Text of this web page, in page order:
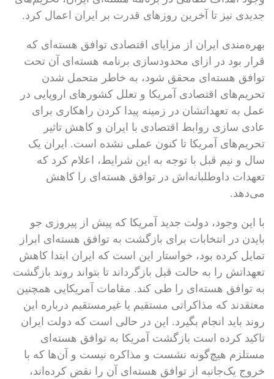
جدیدی نیز تا آخرین‌ روزهای قدرت بر ایران اعمال کرد.
بهره‌مندی ایران از مزایای اقتصادی توافق هسته‌ای که
قرار بود در ازای محدودسازی برنامه هسته‌ای آن تحت
توافق هسته‌ای محقق شود، به خاطر متحمل شدن
تحریم‌های اقتصادی آمریکا و تعلل کشورهای اروپایی در
عمل به تعهداتشان در زمینه پیدا کردن راهکاری برای
عادی سازی روابط اقتصادی با ایران و کاهش تاثیر
تحریم‌های آمریکا تا کنون عملی نشده است. ایران یک
سال و نیم قبل با توجه به این شرایط، اعلام کرد که
تعهدات داوطلبانه‌اش در توافق هسته‌ای را کاهش
می‌دهد.
با این وجود، دولت جدید آمریکا که پیش از پیروزی جو
بایدن در انتخابات برای بازگشت به توافق هسته‌ای ابراز
تمایل کرده بود، خواستار این است که ایران ابتدا کاهش
تعهداتش را به حالت قبل بازگرداند تا بتواند روند بازگشت
به توافق هسته‌ای را طی کند. مقامات آمریکایی همچنین
معتقدند که مذاکراتی مستقیم یا غیرمستقیم درباره این
روند باید انجام بگیرد. این در حالی است که دولت ایران
تاکید کرده است بازگشت آمریکا به توافق هسته‌ای
مستلزم هیچ‌گونه نشست و مذاکره نیست و آن‌ها که با
خروج یک‌جانبه از توافق هسته‌ای آن را نقض کرده‌اند،